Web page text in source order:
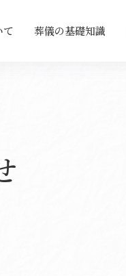
て 葬儀の基礎知識